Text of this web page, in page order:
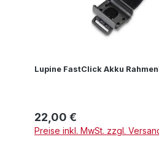
Lupine FastClick Akku
Regulärer Preis:
22,00 €
Preise inkl. MwSt. zzgl.